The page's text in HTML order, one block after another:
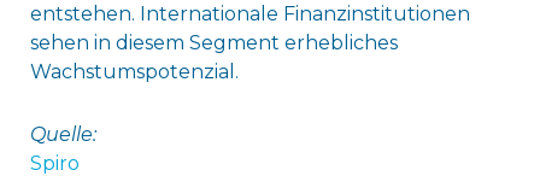
entstehen. Internationale Finanzinstitutionen
sehen in diesem Segment erhebliches
Wachstumspotenzial.
Quelle:
Spiro